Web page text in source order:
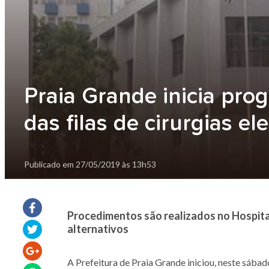
Praia Grande inicia
das filas de cirurgias
Publicado em 27/05/2019 às 13h53
Procedimentos são realizados no
alternativos
A Prefeitura de Praia Grande iniciou, neste